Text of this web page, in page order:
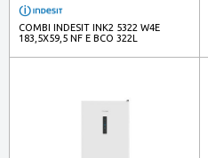
COMBI INDESIT INK2 5322 W4E
183,5X59,5 NF E BCO 322L